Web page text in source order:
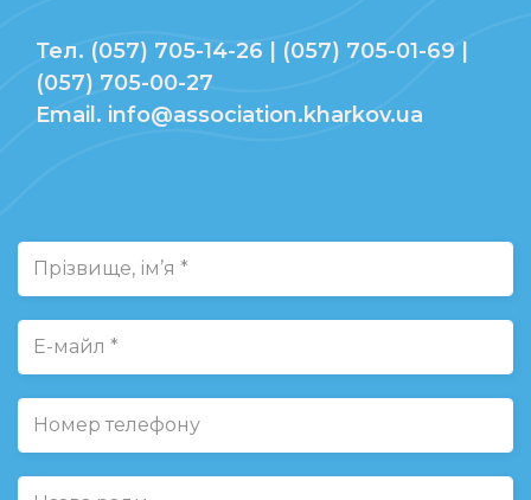
Тел. (057) 705-14-26 | (057) 705-01-69 |
(057) 705-00-27
Email. info@association.kharkov.ua